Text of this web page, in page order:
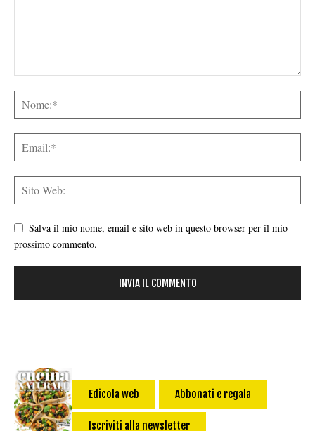
Salva il mio nome, email e sito web in questo browser per il mio
prossimo commento.
Edicola web Abbonati e regala
Iscriviti alla newsletter